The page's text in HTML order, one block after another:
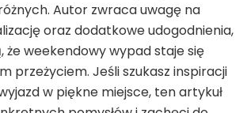
Autor zwraca uwagę na
oraz dodatkowe udogodnienia,
że weekendowy wypad staje się
przeżyciem. Jeśli szukasz inspiracji
w piękne miejsce, ten artykuł